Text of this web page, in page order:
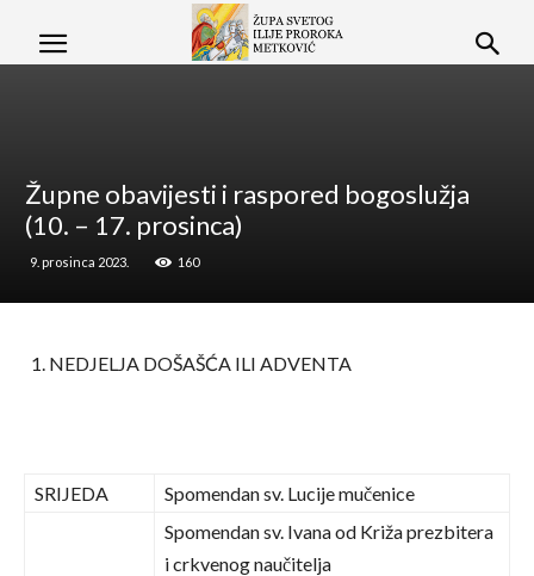
Župne obavijesti i raspored bogoslužja
(10. – 17. prosinca)
9. prosinca 2023. 160
NEDJELJA DOŠAŠĆA ILI ADVENTA
SRIJEDA Spomendan sv. Lucije mučenice
Spomendan sv. Ivana od Križa prezbitera
i crkvenog naučitelja